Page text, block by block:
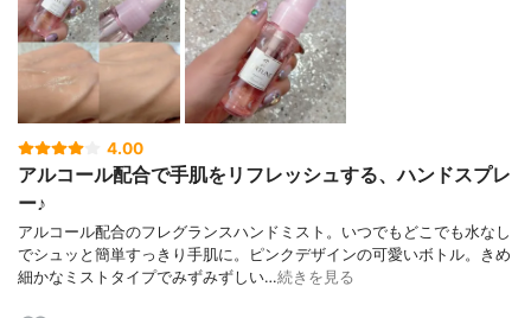
4.00
アルコール配合で手肌をリフレッシュする、ハンドスプレ
ー♪
アルコール配合のフレグランスハンドミスト。いつでもどこでも水なし
でシュッと簡単すっきり手肌に。ピンクデザインの可愛いボトル。きめ
細かなミストタイプでみずみずしい…続きを見る